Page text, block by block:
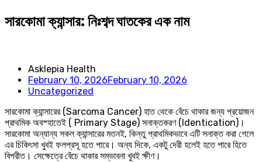
সারকোমা ক্যান্সার: নিঃশব্দ ঘাতকের এক নাম
Asklepia Health
February 10, 2026February 10, 2026
Uncategorized
সারকোমা ক্যান্সারের (Sarcoma Cancer) হাত থেকে বেঁচে থাকার জন্য প্রয়োজন
প্রাথমিক অবস্হাতেই ( Primary Stage) সনাক্তকরণ (Identication)।
সারকোমা অন্যান্য সকল ক্যান্সারের মতনই, কিন্তু প্রাথমিকভাবে এটি সনাক্ত করা গেলে
এর চিকিৎসা খুবই ফলপ্রসূ হতে পারে। অন্য দিকে, একটু দেরী হলেই হতে পারে হিতে
বিপরীত। সেক্ষেত্রে বেঁচে থাকার সম্ভাবনা খুবই ক্ষীণ।